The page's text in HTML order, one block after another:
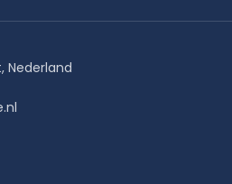
Nederland